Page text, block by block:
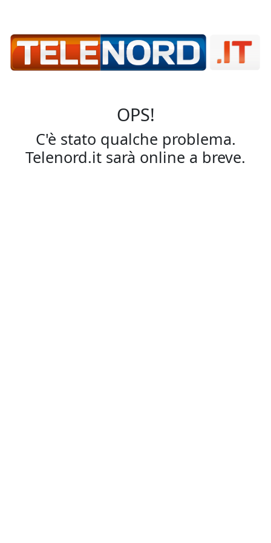
OPS!
C'è stato qualche problema.
Telenord.it sarà online a breve.